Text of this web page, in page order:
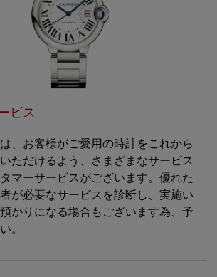
ビス
、お客様がご愛用の時計をこれから
ただけるよう、さまざまなサービス
マーサービスがございます。優れた
が必要なサービスを診断し、実施い
かりになる場合もございます為、予
。